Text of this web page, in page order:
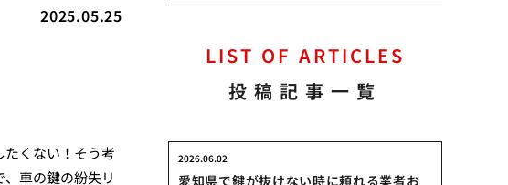
2025.05.25
くない！そう考
車の鍵の紛失リ
LIST OF ARTICLES
投稿記事一覧
愛知県で鍵が抜けない時に頼れる業者お
2026.06.02